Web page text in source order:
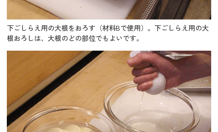
下ごしらえ用の大根をおろす （材料Bで使用） 。下ごしらえ用の大
根おろしは、大根のどの部位でもよいです。